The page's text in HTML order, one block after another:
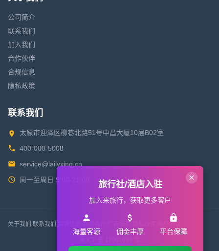
公司简介
联系我们
加入我们
合作伙伴
合规信息
隐私政策
联系我们
太原市迎泽区柳巷北路51号中昌大厦10层B02室
400-080-5008
service@lailvxing.cn
周一至周日 9:00-21:00
关于我们 联系我们 用户协议
旅行社/酒店入驻
加入来旅行，获取更多客户
海量客源 佣金丰厚 平台保障